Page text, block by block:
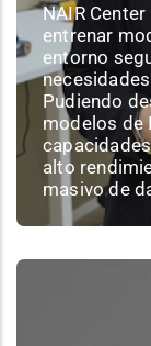
NAIR
entrenar
entorno
Pudiendo
modelos de
alto
masivo de